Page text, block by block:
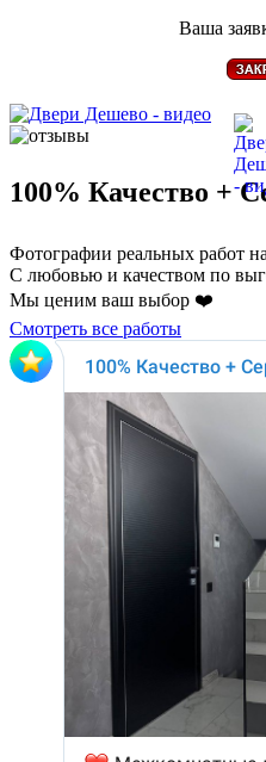
Ваша
100% Качество +
Фотографии реальных работ
С любовью и качеством по
Мы ценим ваш выбор ❤️
Смотреть все работы